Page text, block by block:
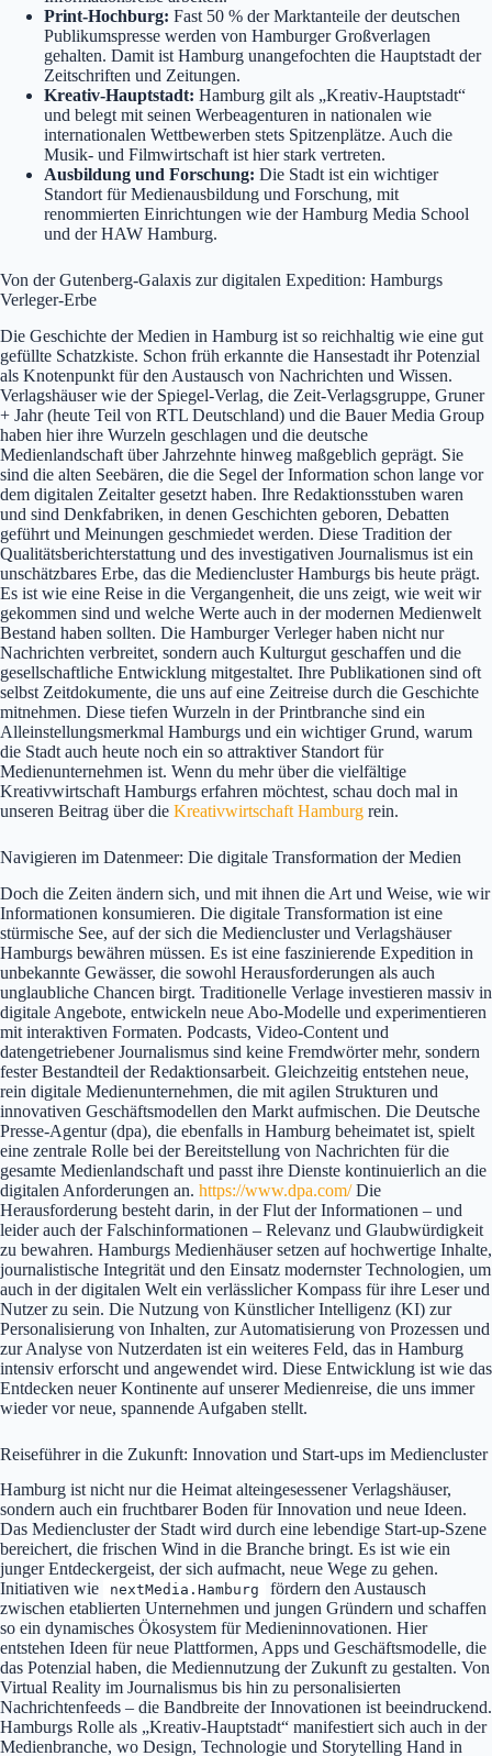
Print-Hochburg: Fast 50 % der Marktanteile der deutschen
Publikumspresse werden von Hamburger Großverlagen
gehalten. Damit ist Hamburg unangefochten die Hauptstadt der
Zeitschriften und Zeitungen.
Kreativ-Hauptstadt: Hamburg gilt als „Kreativ-Hauptstadt“
und belegt mit seinen Werbeagenturen in nationalen wie
internationalen Wettbewerben stets Spitzenplätze. Auch die
Musik- und Filmwirtschaft ist hier stark vertreten.
Ausbildung und Forschung: Die Stadt ist ein wichtiger
Standort für Medienausbildung und Forschung, mit
renommierten Einrichtungen wie der Hamburg Media School
und der HAW Hamburg.
Von der Gutenberg-Galaxis zur digitalen Expedition: Hamburgs
Verleger-Erbe
Die Geschichte der Medien in Hamburg ist so reichhaltig wie eine gut
gefüllte Schatzkiste. Schon früh erkannte die Hansestadt ihr Potenzial
als Knotenpunkt für den Austausch von Nachrichten und Wissen.
Verlagshäuser wie der Spiegel-Verlag, die Zeit-Verlagsgruppe, Gruner
+ Jahr (heute Teil von RTL Deutschland) und die Bauer Media Group
haben hier ihre Wurzeln geschlagen und die deutsche
Medienlandschaft über Jahrzehnte hinweg maßgeblich geprägt. Sie
sind die alten Seebären, die die Segel der Information schon lange vor
dem digitalen Zeitalter gesetzt haben. Ihre Redaktionsstuben waren
und sind Denkfabriken, in denen Geschichten geboren, Debatten
geführt und Meinungen geschmiedet werden. Diese Tradition der
Qualitätsberichterstattung und des investigativen Journalismus ist ein
unschätzbares Erbe, das die Mediencluster Hamburgs bis heute prägt.
Es ist wie eine Reise in die Vergangenheit, die uns zeigt, wie weit wir
gekommen sind und welche Werte auch in der modernen Medienwelt
Bestand haben sollten. Die Hamburger Verleger haben nicht nur
Nachrichten verbreitet, sondern auch Kulturgut geschaffen und die
gesellschaftliche Entwicklung mitgestaltet. Ihre Publikationen sind oft
selbst Zeitdokumente, die uns auf eine Zeitreise durch die Geschichte
mitnehmen. Diese tiefen Wurzeln in der Printbranche sind ein
Alleinstellungsmerkmal Hamburgs und ein wichtiger Grund, warum
die Stadt auch heute noch ein so attraktiver Standort für
Medienunternehmen ist. Wenn du mehr über die vielfältige
Kreativwirtschaft Hamburgs erfahren möchtest, schau doch mal in
unseren Beitrag über die Kreativwirtschaft Hamburg rein.
Navigieren im Datenmeer: Die digitale Transformation der Medien
Doch die Zeiten ändern sich, und mit ihnen die Art und Weise, wie wir
Informationen konsumieren. Die digitale Transformation ist eine
stürmische See, auf der sich die Mediencluster und Verlagshäuser
Hamburgs bewähren müssen. Es ist eine faszinierende Expedition in
unbekannte Gewässer, die sowohl Herausforderungen als auch
unglaubliche Chancen birgt. Traditionelle Verlage investieren massiv in
digitale Angebote, entwickeln neue Abo-Modelle und experimentieren
mit interaktiven Formaten. Podcasts, Video-Content und
datengetriebener Journalismus sind keine Fremdwörter mehr, sondern
fester Bestandteil der Redaktionsarbeit. Gleichzeitig entstehen neue,
rein digitale Medienunternehmen, die mit agilen Strukturen und
innovativen Geschäftsmodellen den Markt aufmischen. Die Deutsche
Presse-Agentur (dpa), die ebenfalls in Hamburg beheimatet ist, spielt
eine zentrale Rolle bei der Bereitstellung von Nachrichten für die
gesamte Medienlandschaft und passt ihre Dienste kontinuierlich an die
digitalen Anforderungen an. https://www.dpa.com/Die
Herausforderung besteht darin, in der Flut der Informationen – und
leider auch der Falschinformationen – Relevanz und Glaubwürdigkeit
zu bewahren. Hamburgs Medienhäuser setzen auf hochwertige Inhalte,
journalistische Integrität und den Einsatz modernster Technologien, um
auch in der digitalen Welt ein verlässlicher Kompass für ihre Leser und
Nutzer zu sein. Die Nutzung von Künstlicher Intelligenz (KI) zur
Personalisierung von Inhalten, zur Automatisierung von Prozessen und
zur Analyse von Nutzerdaten ist ein weiteres Feld, das in Hamburg
intensiv erforscht und angewendet wird. Diese Entwicklung ist wie das
Entdecken neuer Kontinente auf unserer Medienreise, die uns immer
wieder vor neue, spannende Aufgaben stellt.
Reiseführer in die Zukunft: Innovation und Start-ups im Mediencluster
Hamburg ist nicht nur die Heimat alteingesessener Verlagshäuser,
sondern auch ein fruchtbarer Boden für Innovation und neue Ideen.
Das Mediencluster der Stadt wird durch eine lebendige Start-up-Szene
bereichert, die frischen Wind in die Branche bringt. Es ist wie ein
junger Entdeckergeist, der sich aufmacht, neue Wege zu gehen.
Initiativen wie
nextMedia.Hamburg
fördern den Austausch
zwischen etablierten Unternehmen und jungen Gründern und schaffen
so ein dynamisches Ökosystem für Medieninnovationen. Hier
entstehen Ideen für neue Plattformen, Apps und Geschäftsmodelle, die
das Potenzial haben, die Mediennutzung der Zukunft zu gestalten. Von
Virtual Reality im Journalismus bis hin zu personalisierten
Nachrichtenfeeds – die Bandbreite der Innovationen ist beeindruckend.
Hamburgs Rolle als „Kreativ-Hauptstadt“ manifestiert sich auch in der
Medienbranche, wo Design, Technologie und Storytelling Hand in